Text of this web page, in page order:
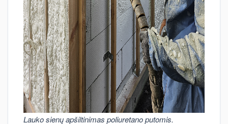
Lauko sienų apšiltinimas poliuretano putomis.